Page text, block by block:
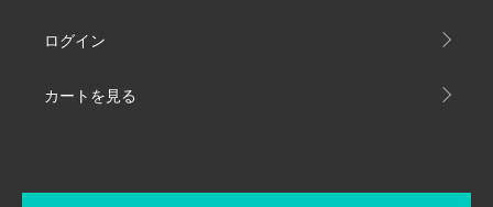
ログイン
カートを見る